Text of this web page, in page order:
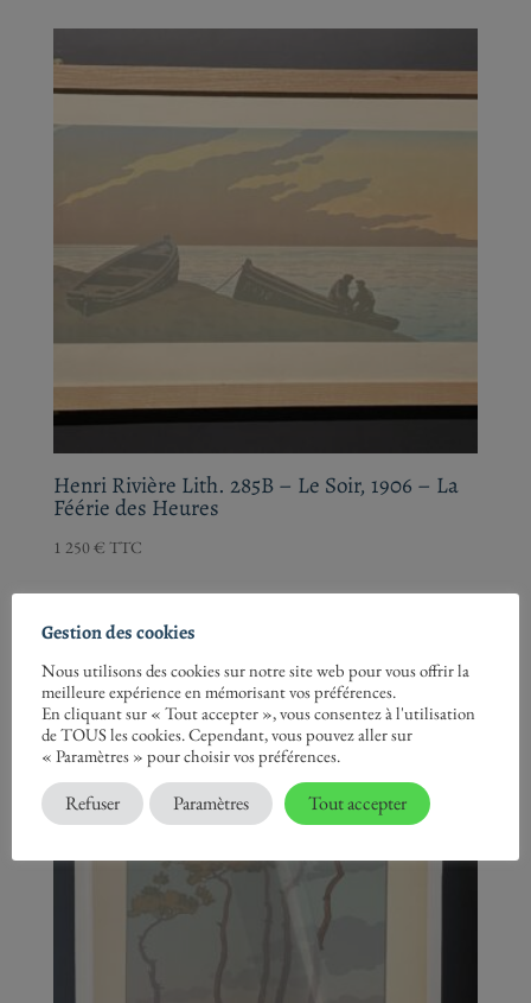
Henri Rivière Lith. 285B – Le Soir, 1906 – La
Féérie des Heures
1 250€TTC
POCHETTE DE PRÉSERVATION FORMAT
Gestion des cookies
Nous utilisons des cookies sur notre site web pour vous offrir la
meilleure expérience en mémorisant vos préférences.
En cliquant sur « Tout accepter », vous consentez à l'utilisation
de TOUS les cookies. Cependant, vous pouvez aller sur
« Paramètres » pour choisir vos préférences.
Refuser Paramètres Tout accepter